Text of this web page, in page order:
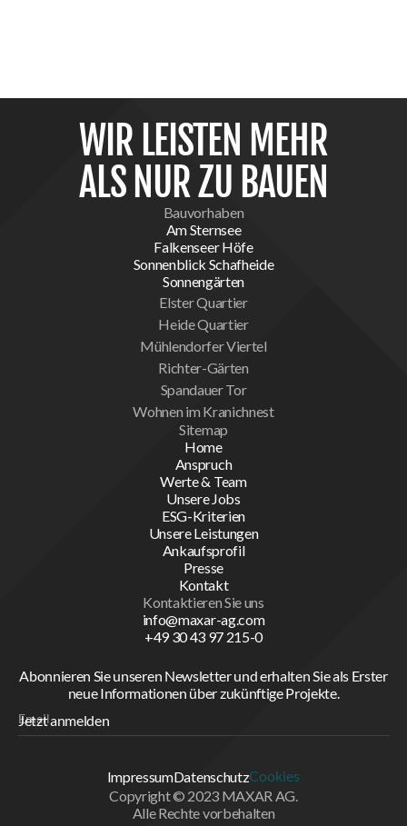
WIR LEISTEN MEHR
ALS NUR ZU BAUEN
Bauvorhaben
Am Sternsee
Falkenseer Höfe
Sonnenblick Schafheide
Sonnengärten
Elster Quartier
Heide Quartier
Mühlendorfer Viertel
Richter-Gärten
Spandauer Tor
Wohnen im Kranichnest
Sitemap
Home
Anspruch
Werte & Team
Unsere Jobs
ESG-Kriterien
Unsere Leistungen
Ankaufsprofil
Presse
Kontakt
Kontaktieren Sie uns
info@maxar-ag.com
+49 30 43 97 215-0
Abonnieren Sie unseren Newsletter und erhalten Sie als Erster
neue Informationen über zukünftige Projekte.
ImpressumDatenschutzCookies
Copyright © 2023 MAXAR AG.
Alle Rechte vorbehalten